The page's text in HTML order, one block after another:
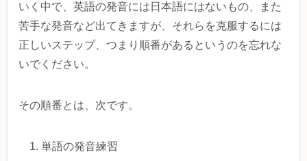
いく中で、英語の発音には日本語にはないもの、また
苦手な発音など出てきますが、それらを克服するには
正しいステップ、つまり順番があるというのを忘れな
いでください。
その順番とは、次です。
単語の発音練習